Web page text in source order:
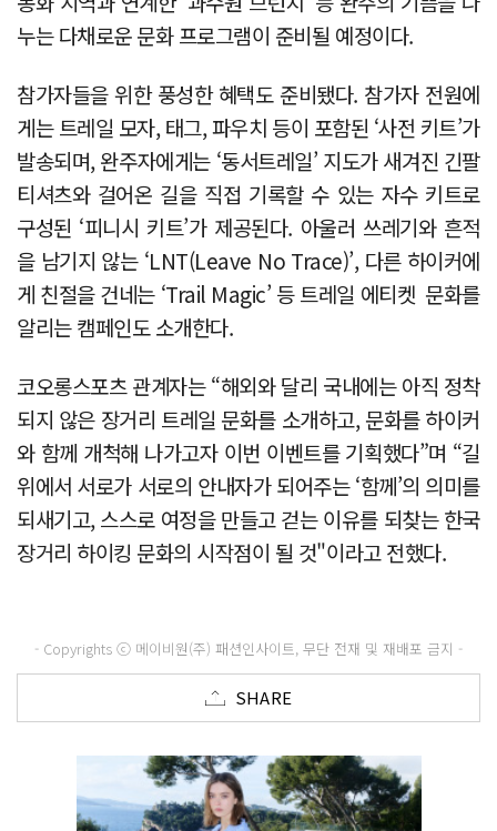
누는 다채로운 문화 프로그램이 준비될 예정이다.
참가자들을 위한 풍성한 혜택도 준비됐다. 참가자 전원에
게는 트레일 모자, 태그, 파우치 등이 포함된 ‘사전 키트’가
발송되며, 완주자에게는 ‘동서트레일’ 지도가 새겨진 긴팔
티셔츠와 걸어온 길을 직접 기록할 수 있는 자수 키트로
구성된 ‘피니시 키트’가 제공된다. 아울러 쓰레기와 흔적
을 남기지 않는 ‘LNT(Leave No Trace)’, 다른 하이커에
게 친절을 건네는 ‘Trail Magic’ 등 트레일 에티켓 문화를
알리는 캠페인도 소개한다.
코오롱스포츠 관계자는 “해외와 달리 국내에는 아직 정착
되지 않은 장거리 트레일 문화를 소개하고, 문화를 하이커
와 함께 개척해 나가고자 이번 이벤트를 기획했다”며 “길
위에서 서로가 서로의 안내자가 되어주는 ‘함께’의 의미를
되새기고, 스스로 여정을 만들고 걷는 이유를 되찾는 한국
장거리 하이킹 문화의 시작점이 될 것"이라고 전했다.
- Copyrights ⓒ 메이비원(주) 패션인사이트, 무단 전재 및 재배포 금지 -
SHARE